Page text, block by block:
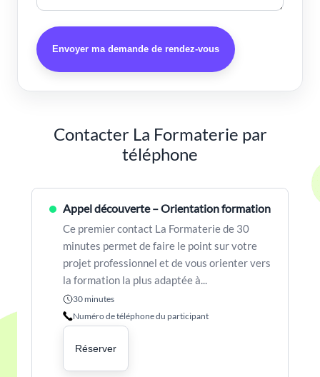
Envoyer ma demande de rendez-vous
Contacter La Formaterie par
téléphone
Appel découverte – Orientation formation
Ce premier contact La Formaterie de 30
minutes permet de faire le point sur votre
projet professionnel et de vous orienter vers
la formation la plus adaptée à...
30 minutes
Numéro de téléphone du participant
Réserver